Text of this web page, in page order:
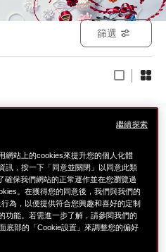
篩選
網站上的cookies來提升您的個人化體
訊，按一下「同意並關閉」以同意此類
確保我們網站的正常運作並在您瀏覽過
。在獲得您的同意後，我們與我們的
為，以便提供符合您興趣和喜好的定制
功能。若需進一步了解，請參閱我們的
底部的「Cookie設置」來調整您的偏好
繼續探索